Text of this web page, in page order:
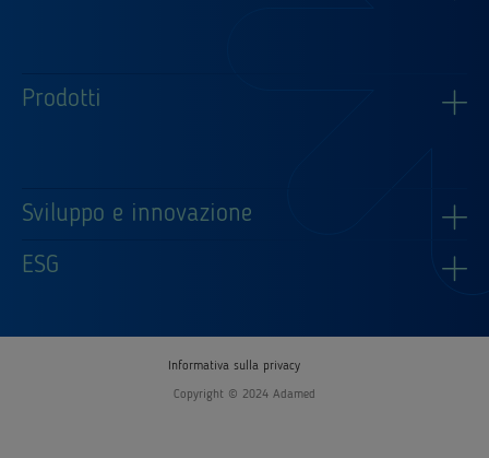
Prodotti
Sviluppo e innovazione
ESG
Informativa sulla privacy
Copyright © 2024 Adamed